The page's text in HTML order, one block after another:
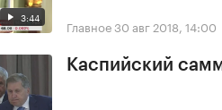
3:44 Главное30 авг 2018, 14:00
Каспийский